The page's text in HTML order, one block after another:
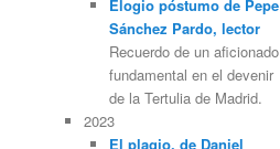
Elogio póstumo de Pepe
Sánchez Pardo, lector
Recuerdo de un aficionado
fundamental en el devenir
de la Tertulia de Madrid.
2023
El plagio, de Daniel